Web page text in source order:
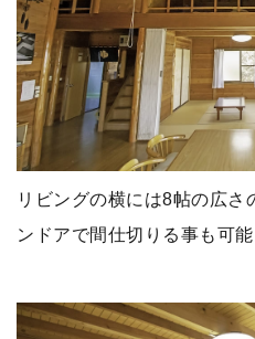
リビングの横には8帖の広さ
ンドアで間仕切りる事も可能